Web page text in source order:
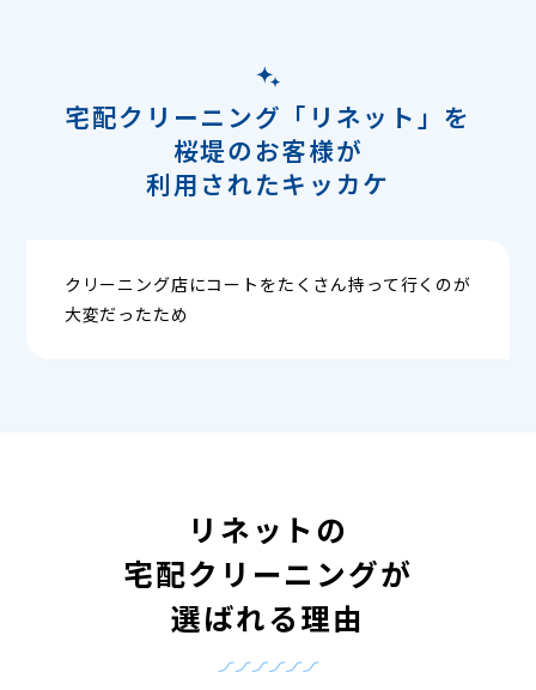
宅配クリーニング「リネット」を
桜堤のお客様が
利用されたキッカケ
クリーニング店にコートをたくさん持って行くのが
大変だったため
リネットの
宅配クリーニングが
選ばれる理由